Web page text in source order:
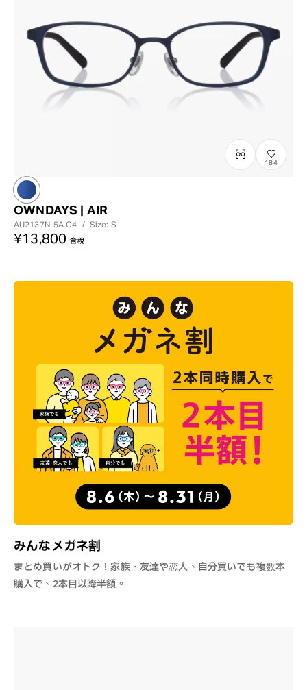
みんなメガネ割
まとめ買いがオトク！家族・友達や恋人、自分買いでも複数本
購入で、2本目以降半額。
184
OWNDAYS | AIR
AU2137N-5AC4 / Size: S
¥13,800 含稅